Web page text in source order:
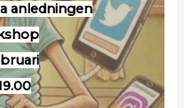
anledningen